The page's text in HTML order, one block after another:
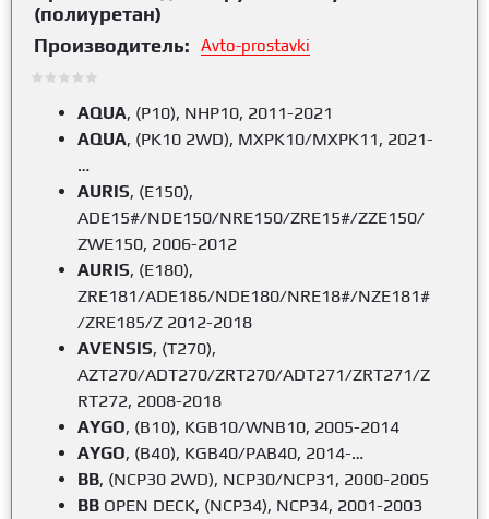
(полиуретан)
Производитель:
Avto-prostavki
AQUA, (P10), NHP10, 2011-2021
AQUA, (PK10 2WD), MXPK10/MXPK11, 2021-
…
AURIS, (E150),
АDE15#/NDE150/NRE150/ZRE15#/ZZE150/
ZWE150, 2006-2012
AURIS, (E180),
ZRE181/ADE186/NDE180/NRE18#/NZE181#
/ZRE185/Z 2012-2018
AVENSIS, (T270),
AZT270/ADT270/ZRT270/ADT271/ZRT271/Z
RT272, 2008-2018
AYGO, (B10), KGB10/WNB10, 2005-2014
AYGO, (B40), KGB40/PAB40, 2014-…
BB, (NCP30 2WD), NCP30/NCP31, 2000-2005
BB OPEN DECK, (NCP34), NCP34, 2001-2003